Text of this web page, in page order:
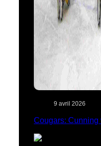
9 avril 2026
Cougars: Cunning